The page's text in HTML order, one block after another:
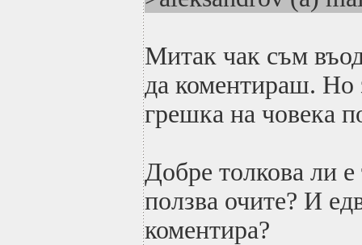
Митак чак съм
да коментираш.
грешка на човека
Добре толкова ли
ползва очите? И
коментира?